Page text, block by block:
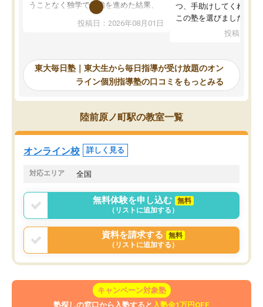
うことなく独学で勉強を進めた結果、
入試本番に地歴の学習が間に合わず不
合格となってしまいました。その経験
東大毎日塾にたどり着きました。学習
の長期計画や日々の勉強のやり方につ
いて客観的なアドバイスをいただけた
ので、自信をもって受験勉強を進める
ことができました。自分のように勉強
のやり方や進捗管理で苦労している方
には特におすすめしたい塾です。
投稿日：2026年08月01日
つ、手助けしてくれる設
この塾を選びました。
投稿日：
東大毎日塾｜東大生から毎日指導が受け放題のオン
ライン個別指導塾の口コミをもっとみる
陸前原ノ町駅の教室一覧
オンライン校 詳しく見る
対応エリア 全国
無料体験を申し込む
無料
（リストに追加する）
資料を請求する
無料
（リストに追加する）
キャンペーン対象塾
塾探しの窓口から入塾すると 入塾金1万円OFF